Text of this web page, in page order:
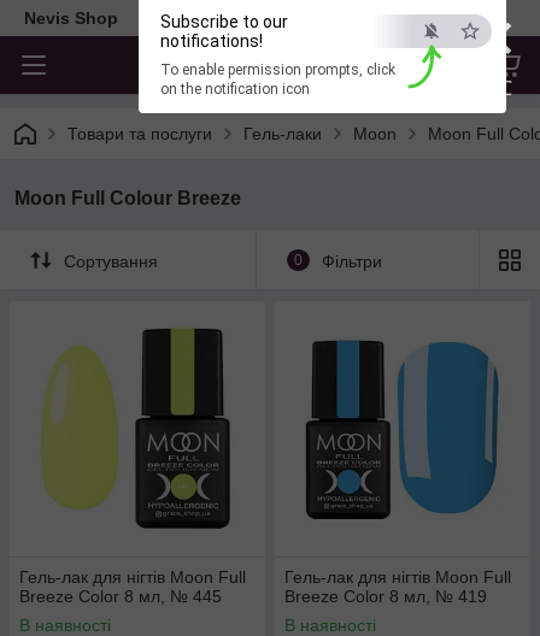
×
ESC
Subscribe to our
notifications!
To enable permission prompts, click
on the notification icon
Nevis Shop
Товари та послуги Гель-лаки Moon Moon Full
Moon Full Colour Breeze
Сортування 0 Фільтри
Гель-лак для нігтів Moon Full
Breeze Color 8 мл, № 445
В наявності
Гель-лак для нігтів Moon Full
Breeze Color 8 мл, № 419
В наявності